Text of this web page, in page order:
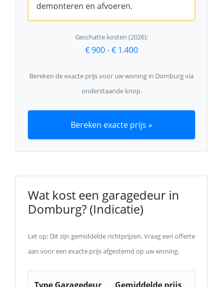
demonteren en afvoeren.
Geschatte kosten (2026):
€ 900-€ 1.400
Bereken de exacte prijs voor uw woning in Domburg via
onderstaande knop.
Bereken exacte prijs »
Wat kost een garagedeur in
Domburg? (Indicatie)
Let op: Dit zijn gemiddelde richtprijzen. Vraag een offerte
aan voor een exacte prijs afgestemd op uw woning.